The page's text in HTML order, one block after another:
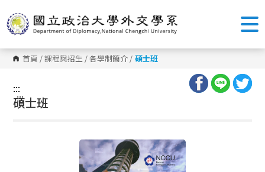
到
主
要
內
容
區 首頁 /課程與招生 /各學制簡介 / 碩士班
:::
:::
碩士班